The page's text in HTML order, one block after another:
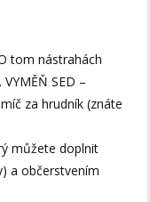
tom nástrahách
. VYMĚŇ SED –
za hrudník (znáte
můžete doplnit
a občerstvením